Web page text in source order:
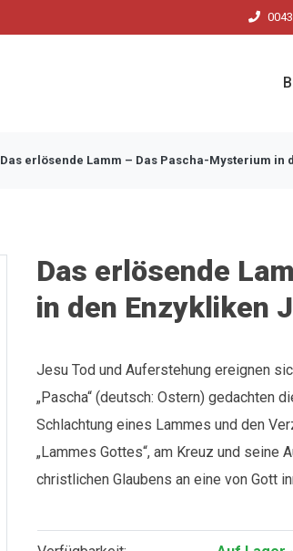
Das erlösende Lamm – Das Pascha-Mysterium in
Das erlösende
in den Enzykliken
Jesu Tod und Auferstehung ereignen
„Pascha“ (deutsch: Ostern) gedachten
Schlachtung eines Lammes und den
„Lammes Gottes“, am Kreuz und seine
christlichen Glaubens an eine von Gott